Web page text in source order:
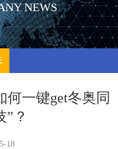
NEWS
何一键get冬奥同
”？
18